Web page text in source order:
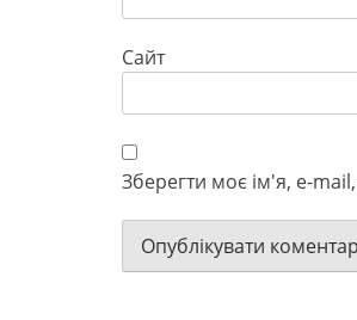
Сайт
Зберегти моє ім'я, e-